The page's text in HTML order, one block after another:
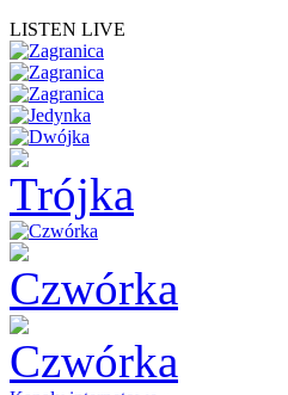
LISTEN LIVE